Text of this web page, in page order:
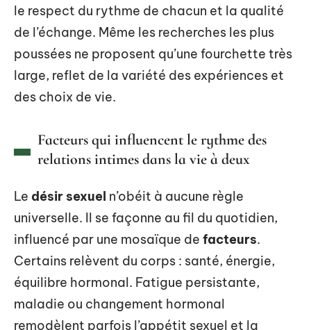
le respect du rythme de chacun et la qualité
de l’échange. Même les recherches les plus
poussées ne proposent qu’une fourchette très
large, reflet de la variété des expériences et
des choix de vie.
Facteurs qui influencent le rythme des
relations intimes dans la vie à deux
Le désir sexuel n’obéit à aucune règle
universelle. Il se façonne au fil du quotidien,
influencé par une mosaïque de facteurs.
Certains relèvent du corps : santé, énergie,
équilibre hormonal. Fatigue persistante,
maladie ou changement hormonal
remodèlent parfois l’appétit sexuel et la